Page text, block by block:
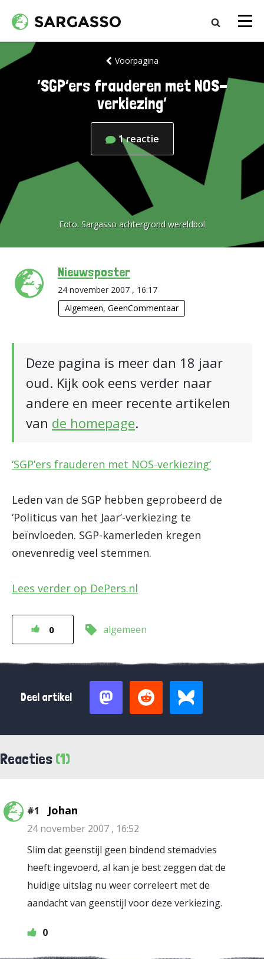
Voorpagina
‘SGP’ers frauderen met NOS-
verkiezing’
1reactie
Foto: Sargasso achtergrond wereldbol
Nieuwsposter
24 november 2007 , 16:17
Algemeen, GeenCommentaar
Deze pagina is meer dan 18 jaar
oud. Kijk ook eens verder naar
andere en meer recente artikelen
van de homepage.
‘SGP’ers frauderen met NOS-verkiezing’
Leden van de SGP hebben geprobeerd de
‘Politicus van het Jaar’-verkiezing te
beïnvloeden. SGP-kamerleden kregen
onevenredig veel stemmen.
Lees verder op DePers.nl
0 algemeen
Deel artikel
Reacties (1)
#1 Johan
24 november 2007 , 16:52
Slim dat geenstijl geen bindend stemadvies
heeft ingevoerd, al kan je best zeggen dat de
huidige uitslag nu weer correleert met de
aandacht van geenstijl voor deze verkiezing.
0